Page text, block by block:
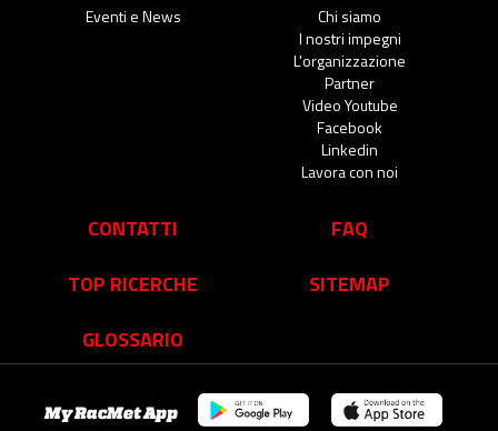
Eventi e News
Chi siamo
I nostri impegni
L'organizzazione
Partner
Video Youtube
Facebook
Linkedin
Lavora con noi
CONTATTI
FAQ
TOP RICERCHE
SITEMAP
GLOSSARIO
My RacMet App